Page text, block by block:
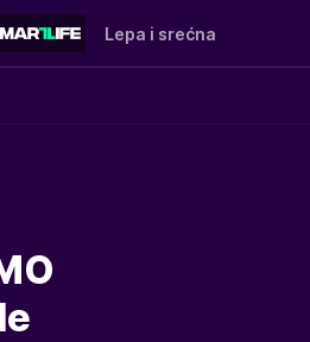
Lepa i srećna